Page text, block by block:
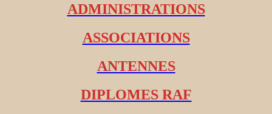
ADMINISTRATIONS
ASSOCIATIONS
ANTENNES
DIPLOMES RAF